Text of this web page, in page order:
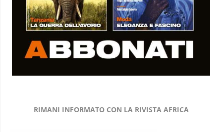
RIMANI INFORMATO CON LA RIVISTA AFRICA